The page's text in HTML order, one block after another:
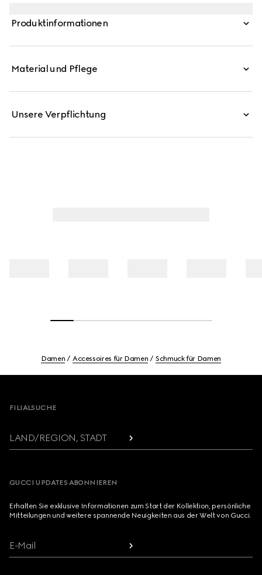
Produktinformationen
Material und Pflege
Unsere Verpflichtung
Damen Accessoires für Damen Schmuck für Damen
FILIALSUCHE
LAND/REGION, STADT
GUCCI UPDATES ABONNIEREN
Erhalten Sie exklusive Informationen zum Start der Kollektion, persönliche
Mitteilungen und weitere spannende Neuigkeiten aus der Welt von Gucci.
E-Mail